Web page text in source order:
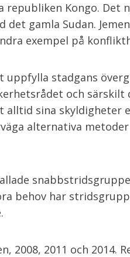
republiken Kongo. Det
gamla Sudan.
exempel på
uppfylla stadgans
och särskilt
alltid sina skyldigheter
alternativa
behov har
2011 och 2014.